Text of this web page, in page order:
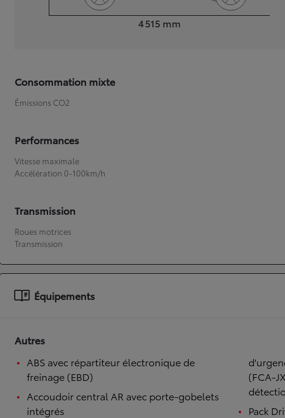
À partir de 19 700 €
HYBRIDE
Disponible prochainement
4 515 mm
Consommation mixte
Émissions CO2
Performances
Vitesse maximale
Accélération 0-100km/h
Transmission
Roues motrices
Transmission
Équipements
Autres
ABS avec répartiteur électronique de
freinage (EBD)
Accoudoir central AR avec porte-gobelets
intégrés
d'urgence
(FCA-
Pack